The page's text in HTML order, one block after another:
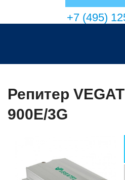
+7 (495)
Репитер
900E/3G